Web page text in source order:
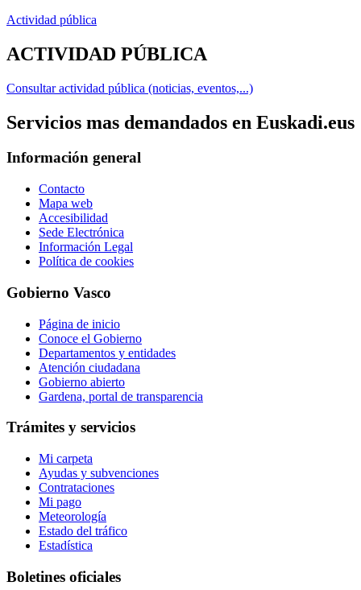
Actividad pública
ACTIVIDAD PÚBLICA
Consultar actividad pública (noticias, eventos,...)
Servicios mas demandados en Euskadi.eus
Información general
Contacto
Mapa web
Accesibilidad
Sede Electrónica
Información Legal
Política de cookies
Gobierno Vasco
Página de inicio
Conoce el Gobierno
Departamentos y entidades
Atención ciudadana
Gobierno abierto
Gardena, portal de transparencia
Trámites y servicios
Mi carpeta
Ayudas y subvenciones
Contrataciones
Mi pago
Meteorología
Estado del tráfico
Estadística
Boletines oficiales